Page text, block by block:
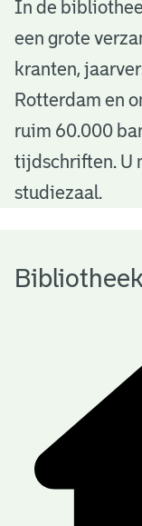
B
b
o
h
In de
een grote
kranten,
Rotterdam en
ruim 60.000
tijdschriften. U
studiezaal.
Bibliotheek